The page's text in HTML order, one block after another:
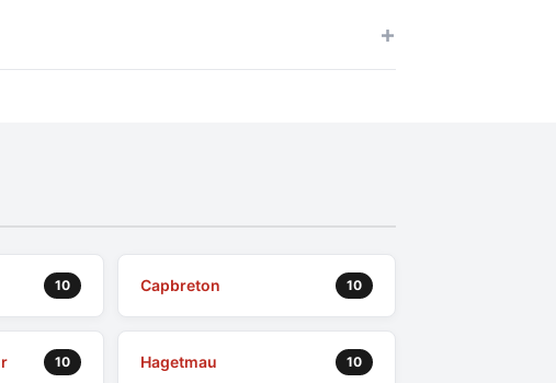
10 Capbreton 10
10 Hagetmau 10